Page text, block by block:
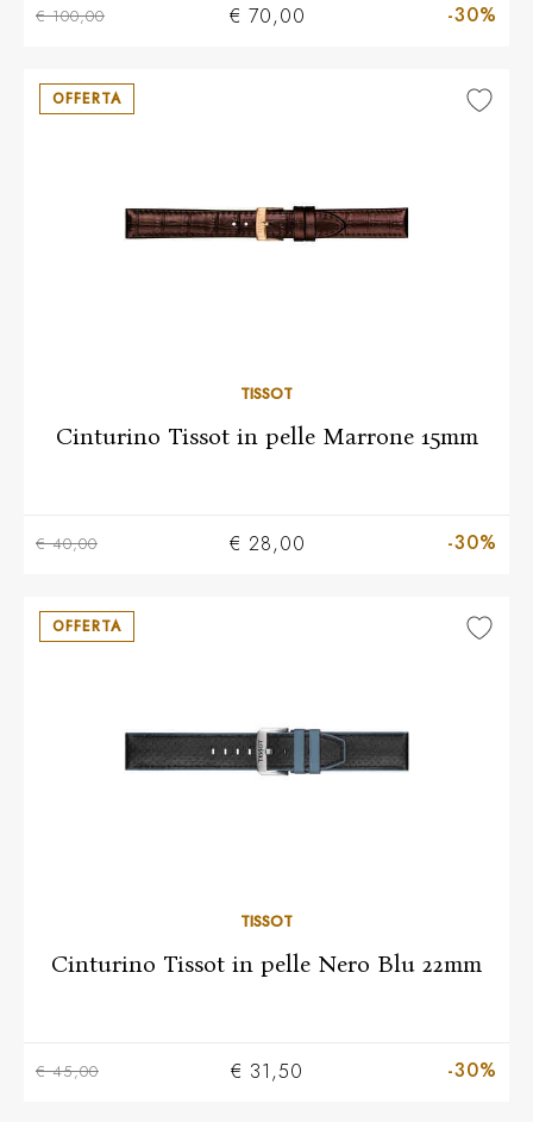
€ 100,00 € 70,00 -30%
OFFERTA
TISSOT
Cinturino Tissot in pelle Marrone 15mm
€ 40,00 € 28,00 -30%
OFFERTA
TISSOT
Cinturino Tissot in pelle Nero Blu 22mm
€ 45,00 € 31,50 -30%